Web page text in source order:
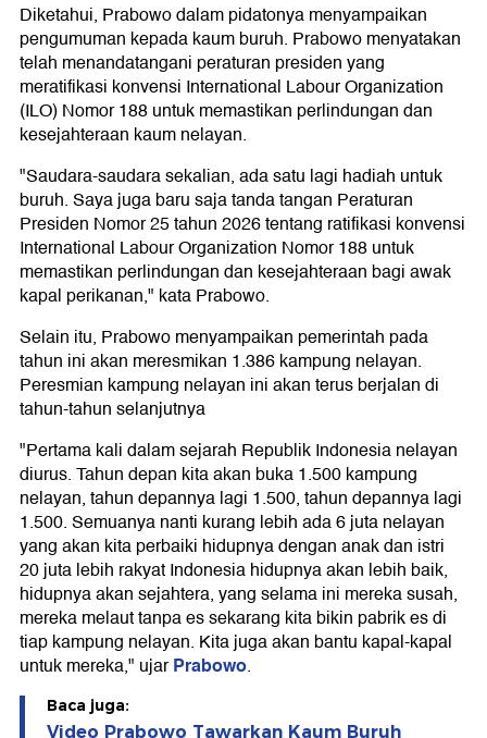
Diketahui, Prabowo dalam pidatonya menyampaikan
pengumuman kepada kaum buruh. Prabowo menyatakan
telah menandatangani peraturan presiden yang
meratifikasi konvensi International Labour Organization
(ILO) Nomor 188 untuk memastikan perlindungan dan
kesejahteraan kaum nelayan.
"Saudara-saudara sekalian, ada satu lagi hadiah untuk
buruh. Saya juga baru saja tanda tangan Peraturan
Presiden Nomor 25 tahun 2026 tentang ratifikasi konvensi
International Labour Organization Nomor 188 untuk
memastikan perlindungan dan kesejahteraan bagi awak
kapal perikanan," kata Prabowo.
Selain itu, Prabowo menyampaikan pemerintah pada
tahun ini akan meresmikan 1.386 kampung nelayan.
Peresmian kampung nelayan ini akan terus berjalan di
tahun-tahun selanjutnya
"Pertama kali dalam sejarah Republik Indonesia nelayan
diurus. Tahun depan kita akan buka 1.500 kampung
nelayan, tahun depannya lagi 1.500, tahun depannya lagi
1.500. Semuanya nanti kurang lebih ada 6 juta nelayan
yang akan kita perbaiki hidupnya dengan anak dan istri
20 juta lebih rakyat Indonesia hidupnya akan lebih baik,
hidupnya akan sejahtera, yang selama ini mereka susah,
mereka melaut tanpa es sekarang kita bikin pabrik es di
tiap kampung nelayan. Kita juga akan bantu kapal-kapal
untuk mereka," ujarPrabowo.
Baca juga:
Video Prabowo Tawarkan Kaum Buruh